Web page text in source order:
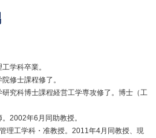
学科卒業。
修士課程修了。
究科博士課程経営工学専攻修了。博士（工
2002年6月同助教授。
理工学科・准教授。2011年4月同教授、現